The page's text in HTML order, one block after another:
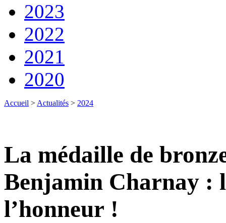
2023
2022
2021
2020
Accueil > Actualités > 2024
La médaille de
Benjamin Charnay :
l’honneur !